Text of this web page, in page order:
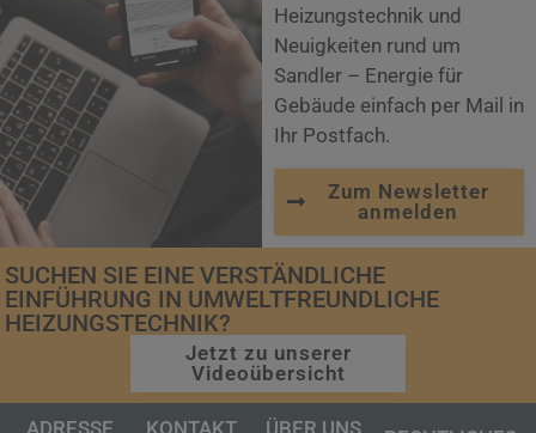
Heizungstechnik und
Neuigkeiten rund um
Sandler – Energie für
Gebäude einfach per Mail in
Ihr Postfach.
Zum Newsletter
anmelden
SUCHEN SIE EINE VERSTÄNDLICHE
EINFÜHRUNG IN UMWELTFREUNDLICHE
HEIZUNGSTECHNIK?
Jetzt zu unserer
Videoübersicht